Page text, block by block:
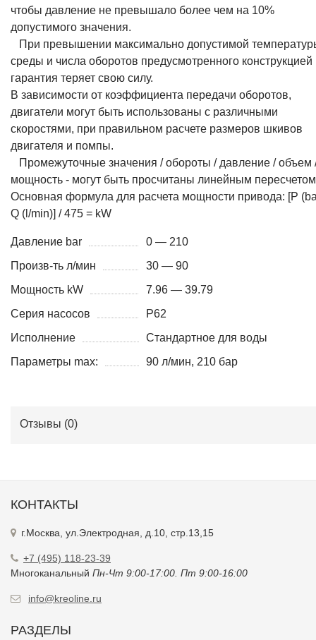
чтобы давление не превышало более чем на 10%
допустимого значения.
При превышении максимально допустимой
среды и числа оборотов предусмотренного конструкцией
гарантия теряет свою силу.
В зависимости от коэффициента передачи оборотов,
двигатели могут быть использованы с различными
скоростями, при правильном расчете размеров шкивов
двигателя и помпы.
Промежуточные значения / обороты / давление / объем
мощность - могут быть просчитаны линейным
Основная формула для расчета мощности привода: [P
Q (l/min)] / 475 = kW
Давление bar
0 — 210
Произв-ть л/мин
30 — 90
Мощность kW
7.96 — 39.79
Серия насосов
P62
Исполнение
Стандартное для воды
Параметры max:
90 л/мин, 210 бар
Отзывы (0)
КОНТАКТЫ
г.Москва, ул.Электродная, д.10, стр.13,15
+7 (495) 118-23-39
Многоканальный Пн-Чт 9:00-17:00. Пт 9:00-16:00
info@kreoline.ru
РАЗДЕЛЫ